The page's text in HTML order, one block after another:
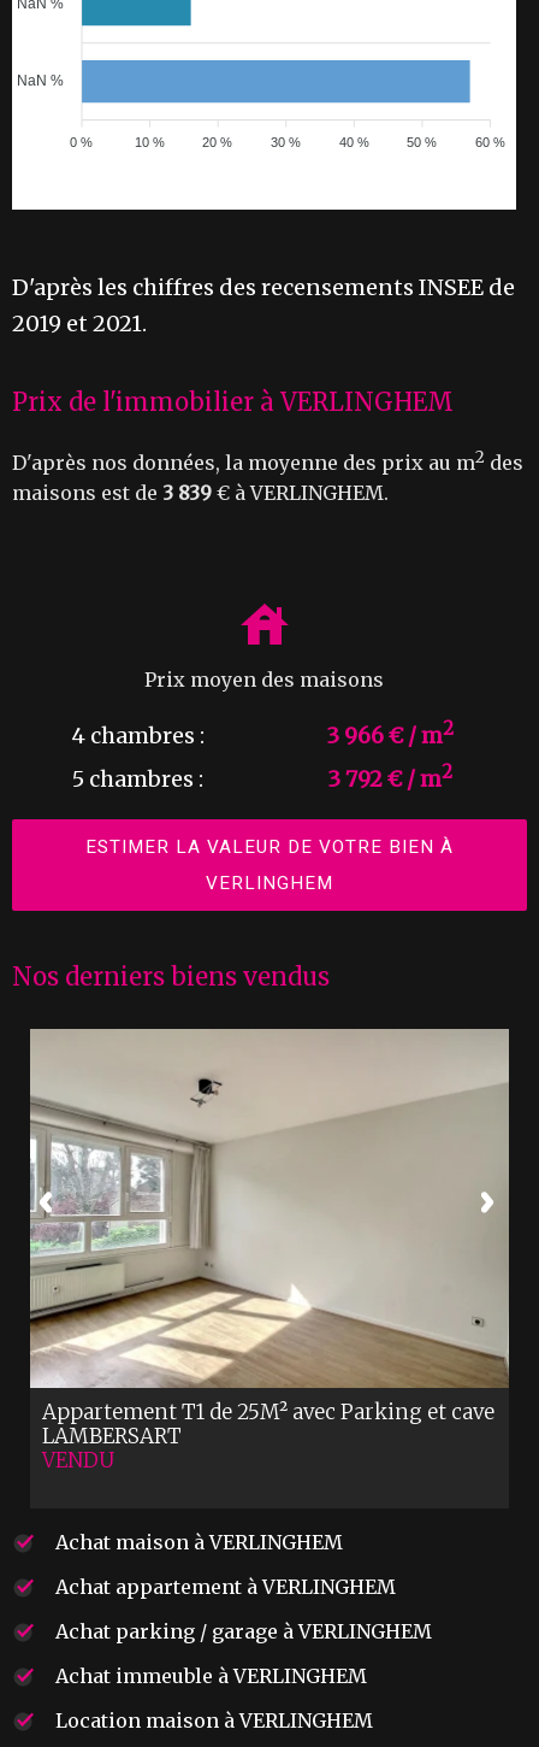
NaN %
60 %
50 %
40 %
30 %
20 %
10 %
0 %
D'après les chiffres des recensements INSEE de
2019 et 2021.
Prix de l'immobilier à VERLINGHEM
D'après nos données, la moyenne des prix au m2 des
maisons est de 3 839 € à VERLINGHEM.
Prix moyen des maisons
4 chambres : 3 966 € / m2
5 chambres : 3 792 € / m2
ESTIMER LA VALEUR DE VOTRE BIEN À
VERLINGHEM
Nos derniers biens vendus
Appartement T1 de 25M² avec Parking et cave
LAMBERSART
VENDU
Achat maison à VERLINGHEM
Achat appartement à VERLINGHEM
Achat parking / garage à VERLINGHEM
Achat immeuble à VERLINGHEM
Location maison à VERLINGHEM